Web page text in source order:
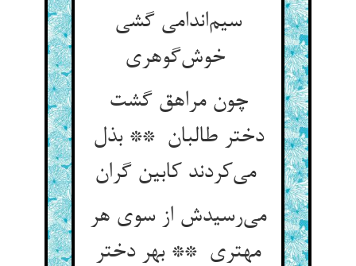
سیم‌اندامی گشی
چون مراهق گشت
دختر طالبان ** بذل
می‌کردند کابین گران
می‌رسیدش از سوی هر
مهتری ** بهر دختر